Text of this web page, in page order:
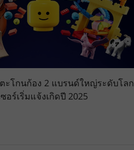
ตะโกนก้อง 2 แบรนด์ใหญ่ระดับโลก
อร์เริ่มแจ้งเกิดปี 2025